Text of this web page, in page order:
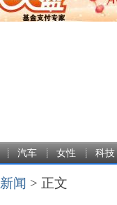
汽车 女性 科技
新闻 > 正文